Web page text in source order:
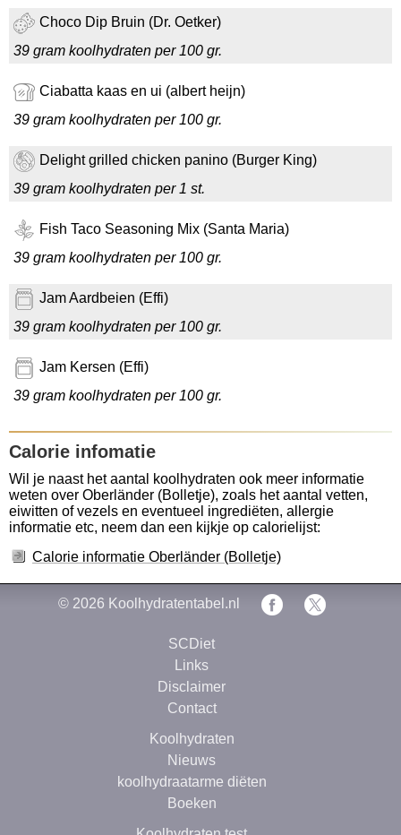
Choco Dip Bruin (Dr. Oetker)
39 gram koolhydraten per 100 gr.
Ciabatta kaas en ui (albert heijn)
39 gram koolhydraten per 100 gr.
Delight grilled chicken panino (Burger King)
39 gram koolhydraten per 1 st.
Fish Taco Seasoning Mix (Santa Maria)
39 gram koolhydraten per 100 gr.
Jam Aardbeien (Effi)
39 gram koolhydraten per 100 gr.
Jam Kersen (Effi)
39 gram koolhydraten per 100 gr.
Calorie infomatie
Wil je naast het aantal koolhydraten ook meer informatie
weten over Oberländer (Bolletje), zoals het aantal vetten,
eiwitten of vezels en eventueel ingrediëten, allergie
informatie etc, neem dan een kijkje op calorielijst:
Calorie informatie Oberländer (Bolletje)
© 2026 Koolhydratentabel.nl
SCDiet
Links
Disclaimer
Contact
Koolhydraten
Nieuws
koolhydraatarme diëten
Boeken